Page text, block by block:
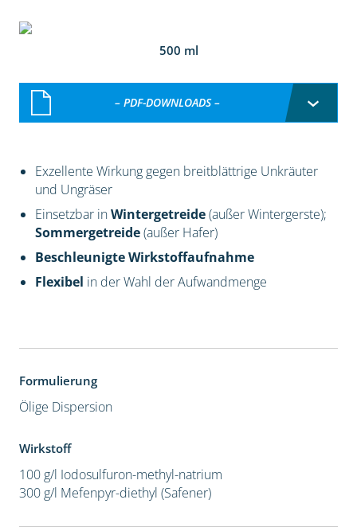
500 ml
– PDF-DOWNLOADS –
Exzellente Wirkung gegen breitblättrige Unkräuter
und Ungräser
Einsetzbar inWintergetreide(außer Wintergerste);
Sommergetreide(außer Hafer)
Beschleunigte Wirkstoffaufnahme
Flexibel in der Wahl der Aufwandmenge
Formulierung
Ölige Dispersion
Wirkstoff
100 g/l Iodosulfuron-methyl-natrium
300 g/l Mefenpyr-diethyl (Safener)